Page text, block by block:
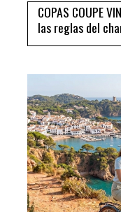
COPAS COUPE
las reglas del